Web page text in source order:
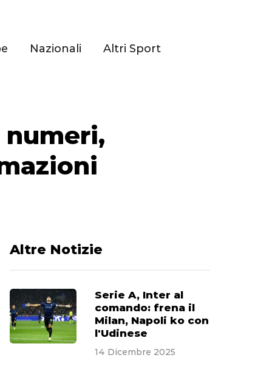
Nazionali Altri Sport
numeri,
Altre Notizie
Serie A, Inter al
comando: frena il
Milan, Napoli ko con
l'Udinese
14 Dicembre 2025